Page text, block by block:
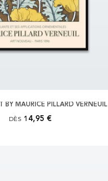
BY MAURICE PILLARD VERNEUIL
DÈS 14,95 €